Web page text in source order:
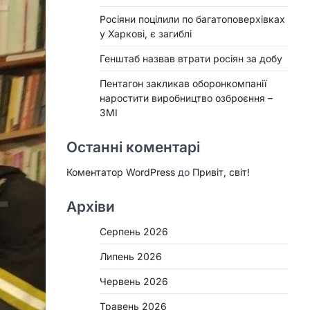
Росіяни поцілили по багатоповерхівках
у Харкові, є загиблі
Генштаб назвав втрати росіян за добу
Пентагон закликав оборонкомпанії
наростити виробництво озброєння –
ЗМІ
Останні коментарі
Коментатор WordPress до Привіт, світ!
Архіви
Серпень 2026
Липень 2026
Червень 2026
Травень 2026